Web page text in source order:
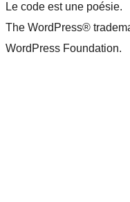
Le code est une poésie.
The WordPress®
WordPress Foundation.